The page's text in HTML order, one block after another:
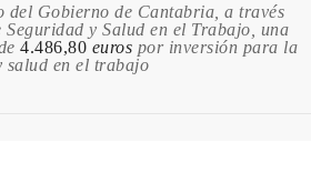
del Gobierno de Cantabria, a través
y Salud en el Trabajo, una
4.486,80 euros por inversión para la
salud en el trabajo